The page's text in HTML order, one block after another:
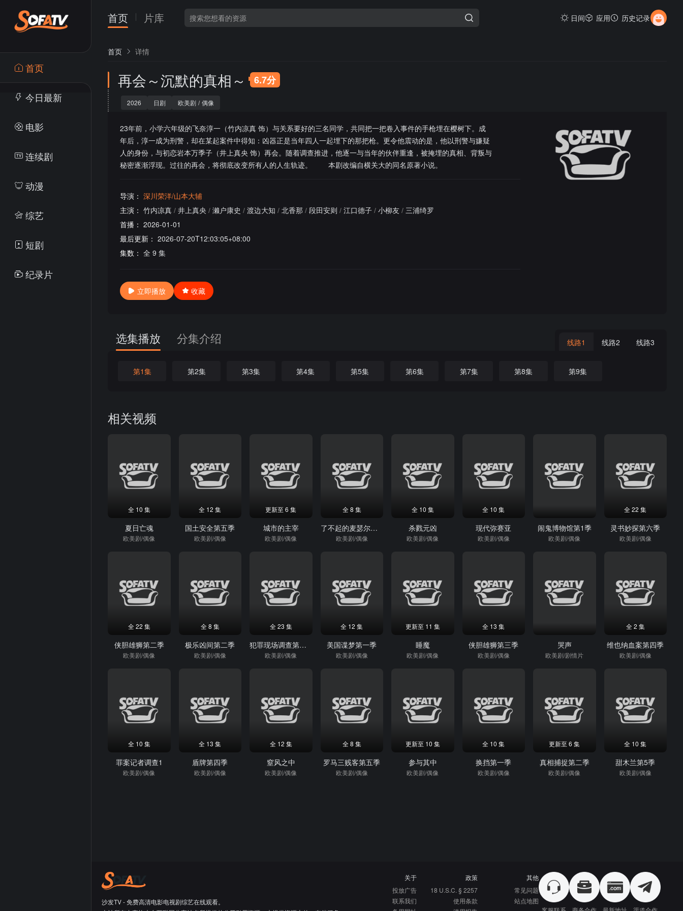
首页
今日最新
电影
连续剧
动漫
综艺
短剧
纪录片
首页 片库 日间 应用 历史记录
首页 详情
再会～沉默的真相～ 6.7分
2026 日剧 欧美剧 / 偶像
23年前，小学六年级的飞奈淳一（竹内凉真 饰）与关系要好的三名同学，共同把一把卷入事件的手枪埋在樱树下。成
年后，淳一成为刑警，却在某起案件中得知：凶器正是当年四人一起埋下的那把枪。更令他震动的是，他以刑警与嫌疑
人的身份，与初恋岩本万季子（井上真央 饰）再会。随着调查推进，他逐一与当年的伙伴重逢，被掩埋的真相、背叛与
秘密逐渐浮现。过往的再会，将彻底改变所有人的人生轨迹。 本剧改编自横关大的同名原著小说。
导演： 深川荣洋/山本大辅
主演： 竹内凉真 / 井上真央 / 濑户康史 / 渡边大知 / 北香那 / 段田安则 / 江口德子 / 小柳友 / 三浦绮罗
首播： 2026-01-01
最后更新： 2026-07-20T12:03:05+08:00
集数： 全 9 集
立即播放 收藏
选集播放 分集介绍 线路1 线路2 线路3
第1集 第2集 第3集 第4集 第5集 第6集 第7集 第8集 第9集
相关视频
全 10 集
夏日亡魂
欧美剧/偶像
全 12 集
国土安全第五季
欧美剧/偶像
更新至 6 集
城市的主宰
欧美剧/偶像
全 8 集
了不起的麦瑟尔夫人第一季
欧美剧/偶像
全 10 集
杀戮元凶
欧美剧/偶像
全 10 集
现代弥赛亚
欧美剧/偶像
闹鬼博物馆第1季
欧美剧/偶像
全 22 集
灵书妙探第六季
欧美剧/偶像
全 22 集
侠胆雄狮第二季
欧美剧/偶像
全 8 集
极乐凶间第二季
欧美剧/偶像
全 23 集
犯罪现场调查第四季
欧美剧/偶像
全 12 集
美国谍梦第一季
欧美剧/偶像
更新至 11 集
睡魔
欧美剧/偶像
全 13 集
侠胆雄狮第三季
欧美剧/偶像
哭声
欧美剧/剧情片
全 2 集
维也纳血案第四季
欧美剧/偶像
全 10 集
罪案记者调查1
欧美剧/偶像
全 13 集
盾牌第四季
欧美剧/偶像
全 12 集
窒风之中
欧美剧/偶像
全 8 集
罗马三贱客第五季
欧美剧/偶像
更新至 10 集
参与其中
欧美剧/偶像
全 10 集
换挡第一季
欧美剧/偶像
更新至 6 集
真相捕捉第二季
欧美剧/偶像
全 10 集
甜木兰第5季
欧美剧/偶像
沙发TV - 免费高清电影电视剧综艺在线观看。
关于
投放广告
联系我们
政策
18 U.S.C. § 2257
使用条款
其他
常见问题
站点地图